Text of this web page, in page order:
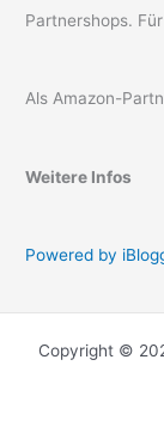
Partnershops.
Als Amazon-
Weitere Infos
Powered by
Copyright ©